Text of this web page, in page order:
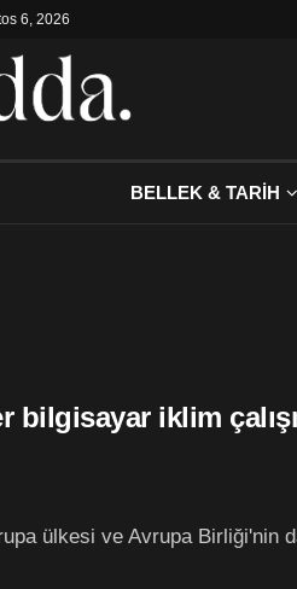
6, 2026
BELLEK & TARİH
bilgisayar iklim
ülkesi ve Avrupa Birliği'nin